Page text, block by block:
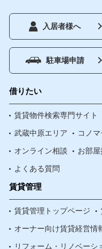
入居者様へ
駐車場申請
借りたい
賃貸物件検索専門サイト
武蔵中原エリア コノ
オンライン相談 お部
よくある質問
賃貸管理
賃貸管理トップページ
オーナー向け賃貸経営情
リフォーム・リノベーシ